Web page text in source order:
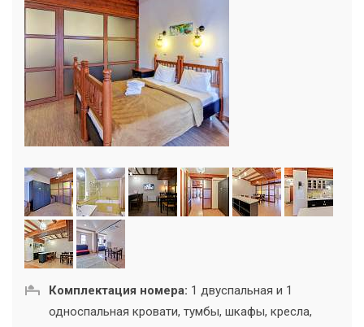
Комплектация номера: 1 двуспальная и 1
односпальная кровати, тумбы, шкафы, кресла,